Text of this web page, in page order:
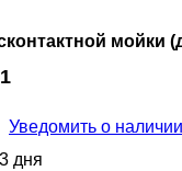
мойки
Уведомить о наличии
дня